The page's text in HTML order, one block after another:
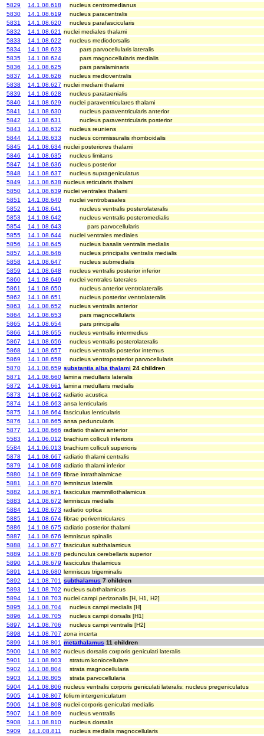
5829
14.1.08.618
nucleus centromedianus
5830
14.1.08.619
nucleus paracentralis
5831
14.1.08.620
nucleus parafascicularis
5832
14.1.08.621 nuclei mediales thalami
5833
14.1.08.622
nucleus mediodorsalis
5834
14.1.08.623
pars parvocellularis lateralis
5835
14.1.08.624
pars magnocellularis medialis
5836
14.1.08.625
pars paralaminaris
5837
14.1.08.626
nucleus medioventralis
5838
14.1.08.627 nuclei mediani thalami
5839
14.1.08.628
nucleus parataenialis
5840
14.1.08.629
nuclei paraventriculares thalami
5841
14.1.08.630
nucleus paraventricularis anterior
5842
14.1.08.631
nucleus paraventricularis posterior
5843
14.1.08.632
nucleus reuniens
5844
14.1.08.633
nucleus commissuralis rhomboidalis
5845
14.1.08.634 nuclei posteriores thalami
5846
14.1.08.635
nucleus limitans
5847
14.1.08.636
nucleus posterior
5848
14.1.08.637
nucleus suprageniculatus
5849
14.1.08.638 nucleus reticularis thalami
5850
14.1.08.639 nuclei ventrales thalami
5851
14.1.08.640
nuclei ventrobasales
5852
14.1.08.641
nucleus ventralis posterolateralis
5853
14.1.08.642
nucleus ventralis posteromedialis
5854
14.1.08.643
pars parvocellularis
5855
14.1.08.644
nuclei ventrales mediales
5856
14.1.08.645
nucleus basalis ventralis medialis
5857
14.1.08.646
nucleus principalis ventralis medialis
5858
14.1.08.647
nucleus submedialis
5859
14.1.08.648
nucleus ventralis posterior inferior
5860
14.1.08.649
nuclei ventrales laterales
5861
14.1.08.650
nucleus anterior ventrolateralis
5862
14.1.08.651
nucleus posterior ventrolateralis
5863
14.1.08.652
nucleus ventralis anterior
5864
14.1.08.653
pars magnocellularis
5865
14.1.08.654
pars principalis
5866
14.1.08.655
nucleus ventralis intermedius
5867
14.1.08.656
nucleus ventralis posterolateralis
5868
14.1.08.657
nucleus ventralis posterior internus
5869
14.1.08.658
nucleus ventroposterior parvocellularis
5870
14.1.08.659 substantia alba thalami 24 children
5871
14.1.08.660 lamina medullaris lateralis
5872
14.1.08.661 lamina medullaris medialis
5873
14.1.08.662 radiatio acustica
5874
14.1.08.663 ansa lenticularis
5875
14.1.08.664 fasciculus lenticularis
5876
14.1.08.665 ansa peduncularis
5877
14.1.08.666 radiatio thalami anterior
5583
14.1.06.012 brachium colliculi inferioris
5584
14.1.06.013 brachium colliculi superioris
5878
14.1.08.667 radiatio thalami centralis
5879
14.1.08.668 radiatio thalami inferior
5880
14.1.08.669 fibrae intrathalamicae
5881
14.1.08.670 lemniscus lateralis
5882
14.1.08.671 fasciculus mammillothalamicus
5883
14.1.08.672 lemniscus medialis
5884
14.1.08.673 radiatio optica
5885
14.1.08.674 fibrae periventriculares
5886
14.1.08.675 radiatio posterior thalami
5887
14.1.08.676 lemniscus spinalis
5888
14.1.08.677 fasciculus subthalamicus
5889
14.1.08.678 pedunculus cerebellaris superior
5890
14.1.08.679 fasciculus thalamicus
5891
14.1.08.680 lemniscus trigeminalis
5892
14.1.08.701 subthalamus 7 children
5893
14.1.08.702 nucleus subthalamicus
5894
14.1.08.703 nuclei campi perizonalis [H, H1, H2]
5895
14.1.08.704
nucleus campi medialis [H]
5896
14.1.08.705
nucleus campi dorsalis [H1]
5897
14.1.08.706
nucleus campi ventralis [H2]
5898
14.1.08.707 zona incerta
5899
14.1.08.801 metathalamus 11 children
5900
14.1.08.802 nucleus dorsalis corporis geniculati lateralis
5901
14.1.08.803
stratum koniocellulare
5902
14.1.08.804
strata magnocellularia
5903
14.1.08.805
strata parvocellularia
5904
14.1.08.806 nucleus ventralis corporis geniculati lateralis; nucleus pregeniculatus
5905
14.1.08.807 folium intergeniculatum
5906
14.1.08.808 nuclei corporis geniculati medialis
5907
14.1.08.809
nucleus ventralis
5908
14.1.08.810
nucleus dorsalis
5909
14.1.08.811 nucleus medialis magnocellularis